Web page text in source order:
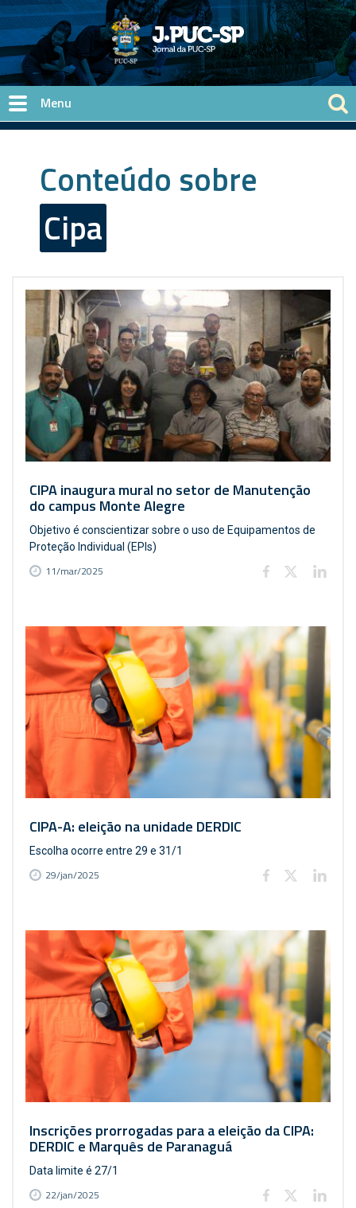
Pular para o conteúdo principal
Conteúdo sobre
Cipa
CIPA inaugura mural no setor de Manutenção
do campus Monte Alegre
Objetivo é conscientizar sobre o uso de Equipamentos de
Proteção Individual (EPIs)
11/mar/2025
CIPA-A: eleição na unidade DERDIC
Escolha ocorre entre 29 e 31/1
29/jan/2025
Inscrições prorrogadas para a eleição da CIPA:
DERDIC e Marquês de Paranaguá
Data limite é 27/1
22/jan/2025